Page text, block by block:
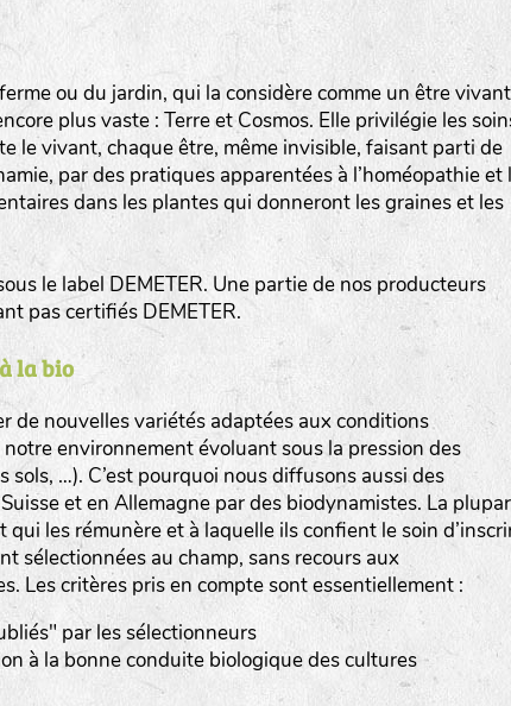
ou du jardin, qui la considère comme un être
plus vaste : Terre et Cosmos. Elle privilégie les
le vivant, chaque être, même invisible, faisant parti de
par des pratiques apparentées à l’homéopathie et
dans les plantes qui donneront les graines et les
le label DEMETER. Une partie de nos producteurs
pas certifiés DEMETER.
la bio
de nouvelles variétés adaptées aux conditions
environnement évoluant sous la pression des
…). C’est pourquoi nous diffusons aussi des
et en Allemagne par des biodynamistes. La
les rémunère et à laquelle ils confient le soin
sélectionnées au champ, sans recours aux
Les critères pris en compte sont essentiellement :
par les sélectionneurs
à la bonne conduite biologique des cultures
BPA : Initiales du producteur ou du fournisseur de
semence.
1 : Numéro d’ordre du lot
A : Sans calibre.
: Gros
: Moyen calibre
P: Petit calibre